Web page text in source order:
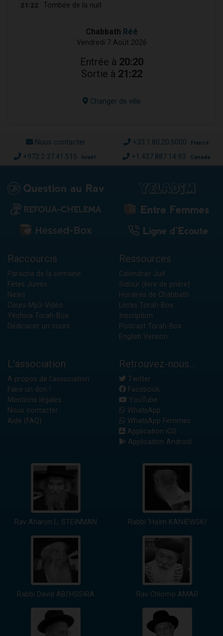
21:22 Tombée de la nuit
Chabbath Réé
Vendredi 7 Août 2026
Entrée à 20:20
Sortie à 21:22
Changer de ville
Nous contacter +33.1.80.20.5000 France
+972.2.37.41.515 Israël +1.437.887.14.93 Canada
Raccourcis
Paracha de la semaine
Fêtes Juives
News
Cours Mp3-Vidéo
Yéchiva Torah-Box
Dédicacer un cours
Ressources
Calendrier Juif
Sidour (livre de prière)
Horaires de Chabbath
Livres Torah-Box
Inscription
Podcast Torah-Box
English Version
L'association
A propos de l'association
Faire un don !
Mentions légales
Nous contacter
Aide (FAQ)
Retrouvez-nous...
Twitter
Facebook
YouTube
WhatsApp
WhatsApp Femmes
Application iOS
Application Android
Rav Aharon L. STEINMAN Rabbi 'Haïm KANIEWSKI
Rabbi David ABI'HSSIRA Rav Chlomo AMAR